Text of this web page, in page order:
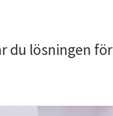
du lösningen för